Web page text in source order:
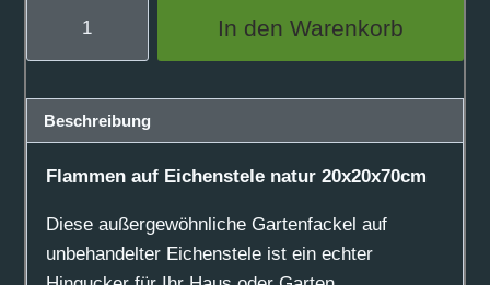
Eichenstele
natur
20x20x70cm
In den Warenkorb
Beschreibung
Flammen auf Eichenstele natur 20x20x70cm
Diese außergewöhnliche Gartenfackel auf
unbehandelter Eichenstele ist ein echter